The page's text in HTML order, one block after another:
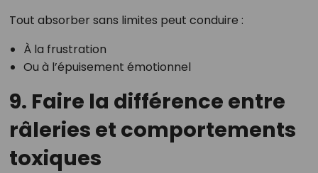
Tout absorber sans limites peut conduire :
À la frustration
Ou à l’épuisement émotionnel
9. Faire la différence entre
râleries et comportements
toxiques